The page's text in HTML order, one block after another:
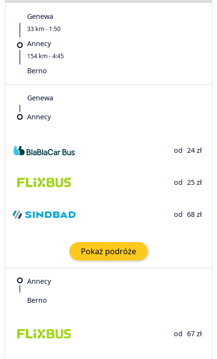
Genewa
33 km - 1:50
Annecy
154 km - 4:45
Berno
Genewa
Annecy
od 24 zł
od 25 zł
od 68 zł
Pokaż podróże
Annecy
Berno
od 67 zł